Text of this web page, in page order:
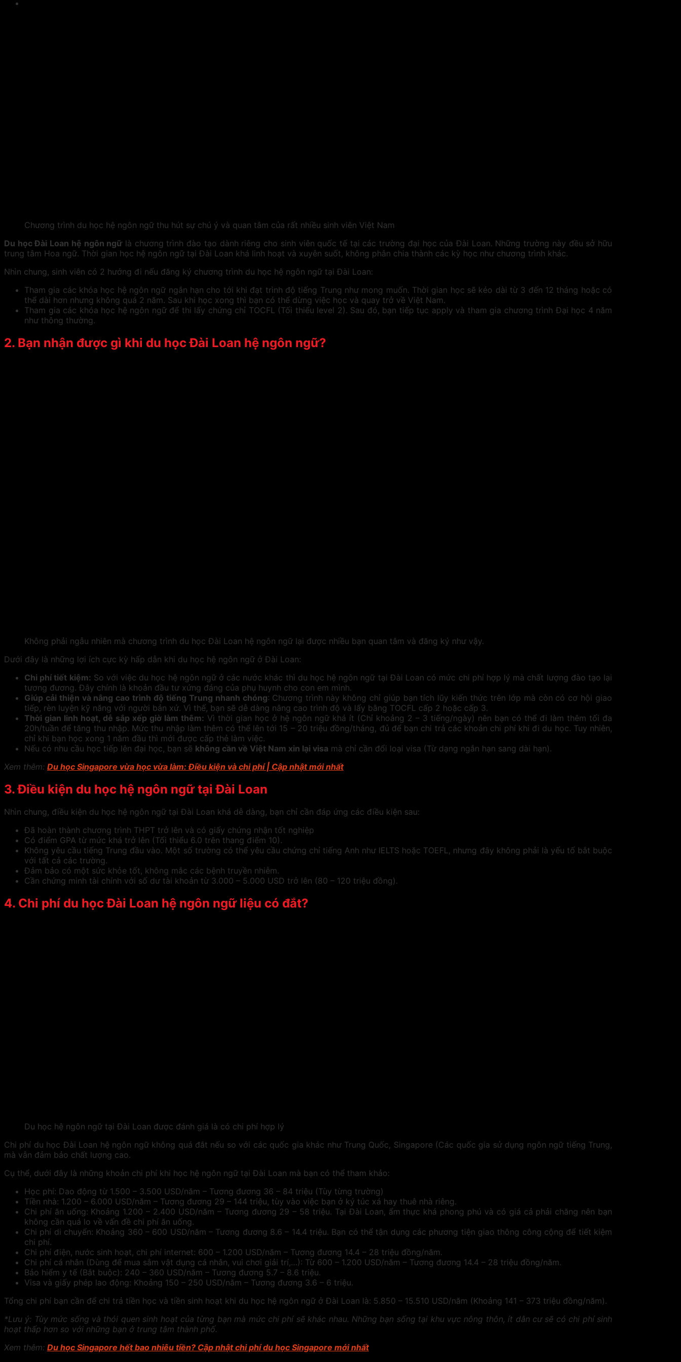
Chương trình du học hệ ngôn ngữ thu hút sự chú ý và quan tâm của rất nhiều sinh viên Việt Nam
Du học Đài Loan hệ ngôn ngữlà chương trình đào tạo dành riêng cho sinh viên quốc tế tại các trường đại học của Đài Loan. Những trường này đều sở hữu
trung tâm Hoa ngữ. Thời gian học hệ ngôn ngữ tại Đài Loan khá linh hoạt và xuyên suốt, không phân chia thành các kỳ học như chương trình khác.
Nhìn chung, sinh viên có 2 hướng đi nếu đăng ký chương trình du học hệ ngôn ngữ tại Đài Loan:
Tham gia các khóa học hệ ngôn ngữ ngắn hạn cho tới khi đạt trình độ tiếng Trung như mong muốn. Thời gian học sẽ kéo dài từ 3 đến 12 tháng hoặc có
thể dài hơn nhưng không quá 2 năm. Sau khi học xong thì bạn có thể dừng việc học và quay trở về Việt Nam.
Tham gia các khóa học hệ ngôn ngữ để thi lấy chứng chỉ TOCFL (Tối thiểu level 2). Sau đó, bạn tiếp tục apply và tham gia chương trình Đại học 4 năm
như thông thường.
2. Bạn nhận được gì khi du học Đài Loan hệ ngôn ngữ?
Không phải ngẫu nhiên mà chương trình du học Đài Loan hệ ngôn ngữ lại được nhiều bạn quan tâm và đăng ký như vậy.
Dưới đây là những lợi ích cực kỳ hấp dẫn khi du học hệ ngôn ngữ ở Đài Loan:
Chi phí tiết kiệm: So với việc du học hệ ngôn ngữ ở các nước khác thì du học hệ ngôn ngữ tại Đài Loan có mức chi phí hợp lý mà chất lượng đào tạo lại
tương đương. Đây chính là khoản đầu tư xứng đáng của phụ huynh cho con em mình.
Giúp cải thiện và nâng cao trình độ tiếng Trung nhanh chóng: Chương trình này không chỉ giúp bạn tích lũy kiến thức trên lớp mà còn có cơ hội giao
tiếp, rèn luyện kỹ năng với người bản xứ. Vì thế, bạn sẽ dễ dàng nâng cao trình độ và lấy bằng TOCFL cấp 2 hoặc cấp 3.
Thời gian linh hoạt, dễ sắp xếp giờ làm thêm: Vì thời gian học ở hệ ngôn ngữ khá ít (Chỉ khoảng 2 – 3 tiếng/ngày) nên bạn có thể đi làm thêm tối đa
20h/tuần để tăng thu nhập. Mức thu nhập làm thêm có thể lên tới 15 – 20 triệu đồng/tháng, đủ để bạn chi trả các khoản chi phí khi đi du học. Tuy nhiên,
chỉ khi bạn học xong 1 năm đầu thì mới được cấp thẻ làm việc.
Nếu có nhu cầu học tiếp lên đại học, bạn sẽ không cần về Việt Nam xin lại visa mà chỉ cần đổi loại visa (Từ dạng ngắn hạn sang dài hạn).
Xem thêm: Du học Singapore vừa học vừa làm: Điều kiện và chi phí | Cập nhật mới nhất
3.Điều kiện du học hệ ngôn ngữ tại Đài Loan
Nhìn chung, điều kiện du học hệ ngôn ngữ tại Đài Loan khá dễ dàng, bạn chỉ cần đáp ứng các điều kiện sau:
Đã hoàn thành chương trình THPT trở lên và có giấy chứng nhận tốt nghiệp
Có điểm GPA từ mức khá trở lên (Tối thiểu 6.0 trên thang điểm 10).
Không yêu cầu tiếng Trung đầu vào. Một số trường có thể yêu cầu chứng chỉ tiếng Anh như IELTS hoặc TOEFL, nhưng đây không phải là yếu tố bắt buộc
với tất cả các trường.
Đảm bảo có một sức khỏe tốt, không mắc các bệnh truyền nhiễm.
Cần chứng minh tài chính với số dư tài khoản từ 3.000 – 5.000 USD trở lên (80 – 120 triệu đồng).
4. Chi phí du học Đài Loan hệ ngôn ngữ liệu có đắt?
Du học hệ ngôn ngữ tại Đài Loan được đánh giá là có chi phí hợp lý
Chi phí du học Đài Loan hệ ngôn ngữ không quá đắt nếu so với các quốc gia khác như Trung Quốc, Singapore (Các quốc gia sử dụng ngôn ngữ tiếng Trung,
mà vẫn đảm bảo chất lượng cao.
Cụ thể, dưới đây là những khoản chi phí khi học hệ ngôn ngữ tại Đài Loan mà bạn có thể tham khảo:
Học phí: Dao động từ 1.500 – 3.500 USD/năm – Tương đương 36 – 84 triệu (Tùy từng trường)
Tiền nhà: 1.200 – 6.000 USD/năm – Tương đương 29 – 144 triệu, tùy vào việc bạn ở ký túc xá hay thuê nhà riêng.
Chi phí ăn uống: Khoảng 1.200 – 2.400 USD/năm – Tương đương 29 – 58 triệu. Tại Đài Loan, ẩm thực khá phong phú và có giá cả phải chăng nên bạn
không cần quá lo về vấn đề chi phí ăn uống.
Chi phí di chuyển: Khoảng 360 – 600 USD/năm – Tương đương 8.6 – 14.4 triệu. Bạn có thể tận dụng các phương tiện giao thông công cộng để tiết kiệm
chi phí.
Chi phí điện, nước sinh hoạt, chi phí internet: 600 – 1.200 USD/năm – Tương đương 14.4 – 28 triệu đồng/năm.
Chi phí cá nhân (Dùng để mua sắm vật dụng cá nhân, vui chơi giải trí,…): Từ 600 – 1.200 USD/năm – Tương đương 14.4 – 28 triệu đồng/năm.
Bảo hiểm y tế (Bắt buộc): 240 – 360 USD/năm – Tương đương 5.7 – 8.6 triệu.
Visa và giấy phép lao động: Khoảng 150 – 250 USD/năm – Tương đương 3.6 – 6 triệu.
Tổng chi phí bạn cần để chi trả tiền học và tiền sinh hoạt khi du học hệ ngôn ngữ ở Đài Loan là: 5.850 – 15.510 USD/năm (Khoảng 141 – 373 triệu đồng/năm).
*Lưu ý: Tùy mức sống và thói quen sinh hoạt của từng bạn mà mức chi phí sẽ khác nhau. Những bạn sống tại khu vực nông thôn, ít dân cư sẽ có chi phí sinh
hoạt thấp hơn so với những bạn ở trung tâm thành phố.
Xem thêm: Du học Singapore hết bao nhiêu tiền? Cập nhật chi phí du học Singapore mới nhất